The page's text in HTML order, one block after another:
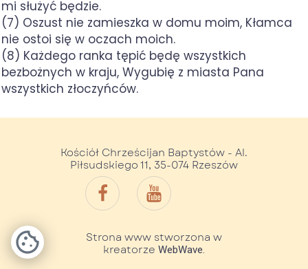
Kościół Chrześcijan Baptystów - Al.
Piłsudskiego 11, 35-074 Rzeszów
Strona www stworzona w
kreatorze WebWave.
mi służyć będzie.
(7) Oszust nie zamieszka w domu moim, Kłamca
nie ostoi się w oczach moich.
(8) Każdego ranka tępić będę wszystkich
bezbożnych w kraju, Wygubię z miasta Pana
wszystkich złoczyńców.